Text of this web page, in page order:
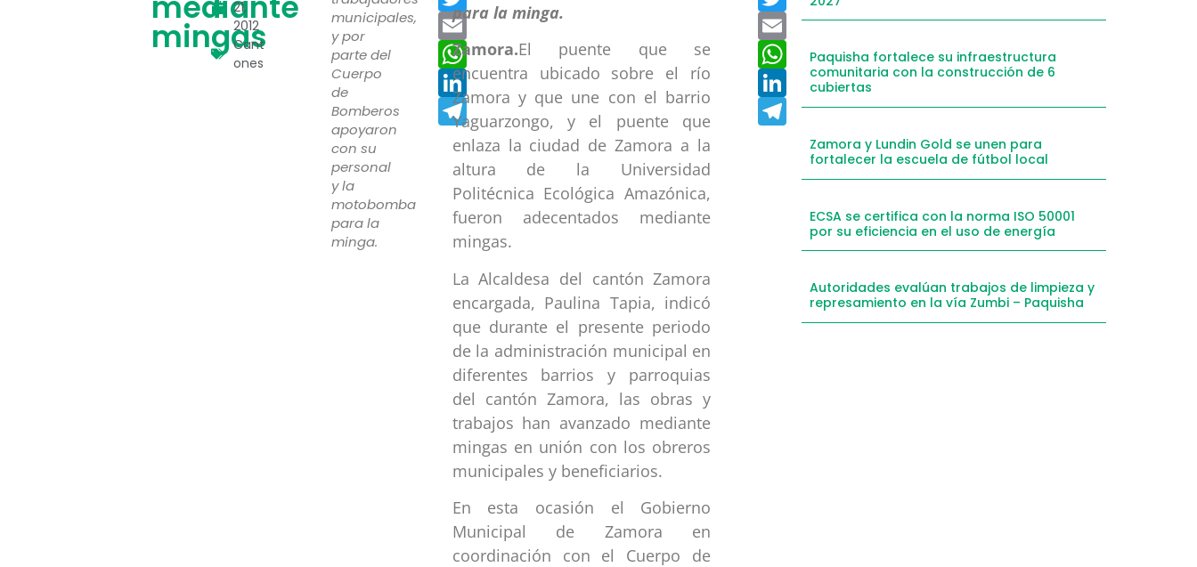
mingas
21,
2012
Cant
ones
municipales,
y por
parte del
Cuerpo
de
Bomberos
apoyaron
con su
personal
y la
motobomba
para la
minga.
Email
WhatsApp
LinkedIn
Telegram
Zamora.El puente que se
encuentra ubicado sobre el río
Zamora y que une con el barrio
Yaguarzongo, y el puente que
enlaza la ciudad de Zamora a la
altura de la Universidad
Politécnica Ecológica Amazónica,
fueron adecentados mediante
mingas.
La Alcaldesa del cantón Zamora
encargada, Paulina Tapia, indicó
que durante el presente periodo
de la administración municipal en
diferentes barrios y parroquias
del cantón Zamora, las obras y
trabajos han avanzado mediante
mingas en unión con los obreros
municipales y beneficiarios.
En esta ocasión el Gobierno
Municipal de Zamora en
coordinación con el Cuerpo de
Email
WhatsApp
LinkedIn
Telegram
Paquisha fortalece su infraestructura
comunitaria con la construcción de 6
cubiertas
Zamora y Lundin Gold se unen para
fortalecer la escuela de fútbol local
ECSA se certifica con la norma ISO 50001
por su eficiencia en el uso de energía
Autoridades evalúan trabajos de limpieza y
represamiento en la vía Zumbi – Paquisha